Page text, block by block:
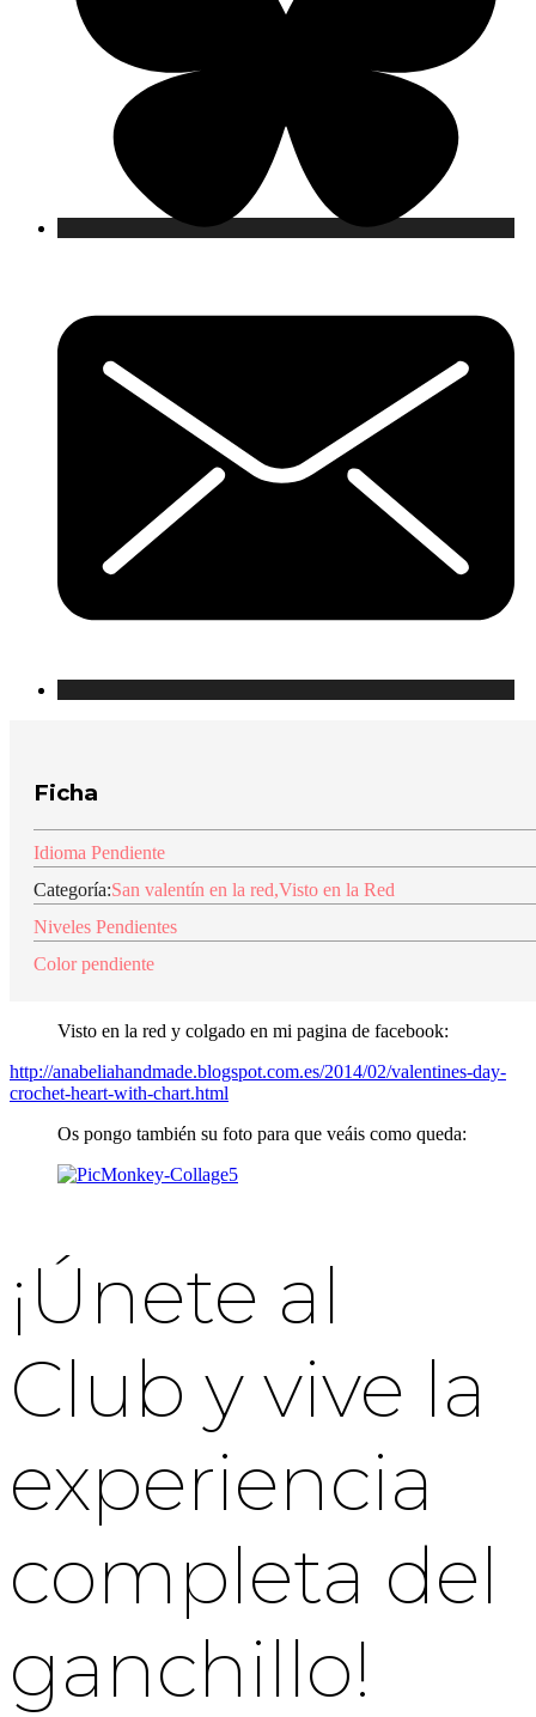
Ficha
Idioma Pendiente
Categoría:San valentín en la red,Visto en la Red
Niveles Pendientes
Color pendiente
Visto en la red y colgado en mi pagina de facebook:
http://anabeliahandmade.blogspot.com.es/2014/02/valentines-day-
crochet-heart-with-chart.html
Os pongo también su foto para que veáis como queda:
¡Únete al
Club y vive la
experiencia
completa del
ganchillo!